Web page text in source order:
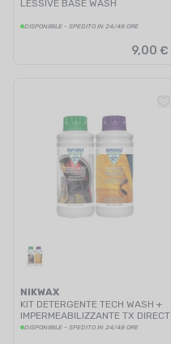
LESSIVE BASE WASH
DISPONIBILE - SPEDITO IN 24/48 ORE
9,00 €
NIKWAX
KIT DETERGENTE TECH WASH +
IMPERMEABILIZZANTE TX DIRECT
DISPONIBILE - SPEDITO IN 24/48 ORE